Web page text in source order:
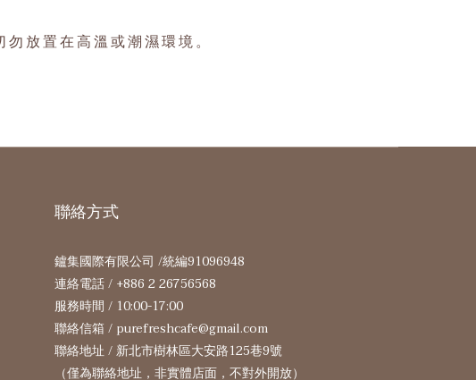
放置在高溫或潮濕環境。
聯絡方式
鑪集國際有限公司 /統編91096948
連絡電話 / +886 2 26756568
服務時間 / 10:00-17:00
聯絡信箱 / purefreshcafe@gmail.com
聯絡地址 / 新北市樹林區大安路125巷9號
（僅為聯絡地址，非實體店面，不對外開放）